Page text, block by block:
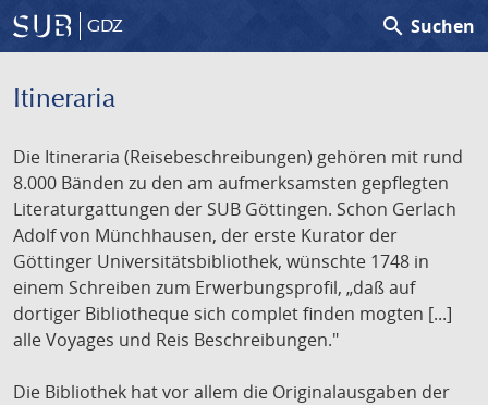
GDZ search Suchen
Itineraria
Die Itineraria (Reisebeschreibungen) gehören mit rund
8.000 Bänden zu den am aufmerksamsten gepflegten
Literaturgattungen der SUB Göttingen. Schon Gerlach
Adolf von Münchhausen, der erste Kurator der
Göttinger Universitätsbibliothek, wünschte 1748 in
einem Schreiben zum Erwerbungsprofil, „daß auf
dortiger Bibliotheque sich complet finden mogten [...]
alle Voyages und Reis Beschreibungen."
Die Bibliothek hat vor allem die Originalausgaben der